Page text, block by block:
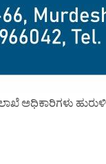
ಅಧಿಕಾರಿಗಳು